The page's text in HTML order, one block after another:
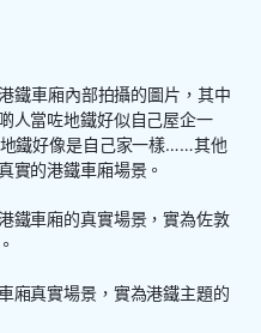
鐵車廂內部拍攝的圖片，其中
人當咗地鐵好似自己屋企一
鐵好像是自己家一樣……其他
實的港鐵車廂場景。
鐵車廂的真實場景，實為佐敦
廂真實場景，實為港鐵主題的